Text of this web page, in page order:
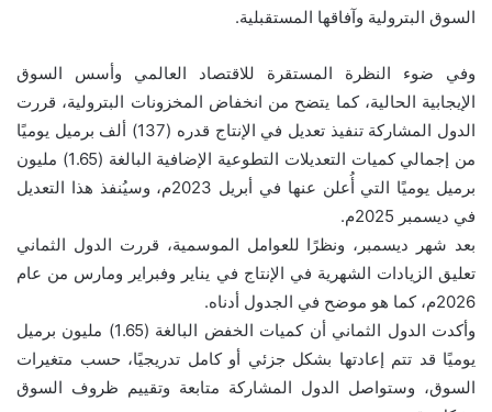
السوق البترولية وآفاقها المستقبلية.
وفي ضوء النظرة المستقرة للاقتصاد العالمي وأسس السوق
الإيجابية الحالية، كما يتضح من انخفاض المخزونات البترولية، قررت
الدول المشاركة تنفيذ تعديل في الإنتاج قدره (137) ألف برميل يوميًا
من إجمالي كميات التعديلات التطوعية الإضافية البالغة (1.65) مليون
برميل يوميًا التي أُعلن عنها في أبريل 2023م، وسيُنفذ هذا التعديل
في ديسمبر 2025م.
بعد شهر ديسمبر، ونظرًا للعوامل الموسمية، قررت الدول الثماني
تعليق الزيادات الشهرية في الإنتاج في يناير وفبراير ومارس من عام
2026م، كما هو موضح في الجدول أدناه.
وأكدت الدول الثماني أن كميات الخفض البالغة (1.65) مليون برميل
يوميًا قد تتم إعادتها بشكل جزئي أو كامل تدريجيًا، حسب متغيرات
السوق، وستواصل الدول المشاركة متابعة وتقييم ظروف السوق